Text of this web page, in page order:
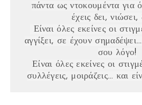
πάντα ως ντοκουμέντα για
έχεις δει, νιώσει,
Είναι όλες εκείνες οι
αγγίξει, σε έχουν
σου λόγο!
Είναι όλες εκείνες οι
συλλέγεις, μοιράζεις… και